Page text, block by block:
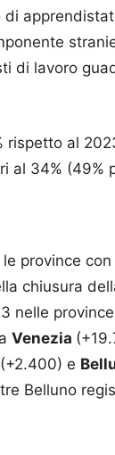
di lavoro
rispetto al
al 34% (49%
province con
chiusura
nelle province
Venezia
(+2.400) e
Belluno